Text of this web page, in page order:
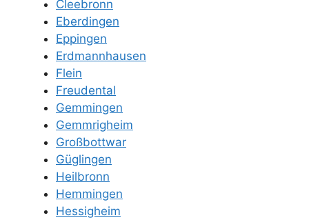
Cleebronn
Eberdingen
Eppingen
Erdmannhausen
Flein
Freudental
Gemmingen
Gemmrigheim
Großbottwar
Güglingen
Heilbronn
Hemmingen
Hessigheim